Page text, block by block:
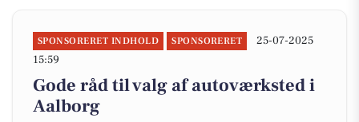
SPONSORERET INDHOLD SPONSORERET
25-07-2025
15:59
Gode råd til valg af autoværksted i
Aalborg